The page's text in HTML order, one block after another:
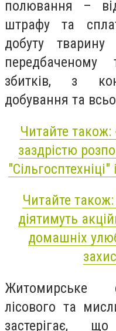
полювання –
штрафу та
добуту
передбаченому
збитків, з
добування та
Читайте також:
заздрістю
Читайте
діятимуть
домашніх
Житомирське
лісового та
застерігає,